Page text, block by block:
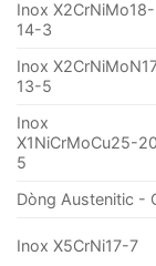
Inox X2CrNiMo18-
14-3
Inox
13-5
Inox
X1NiCrMoCu25-
5
Dòng Austenitic -
Inox X5CrNi17-7